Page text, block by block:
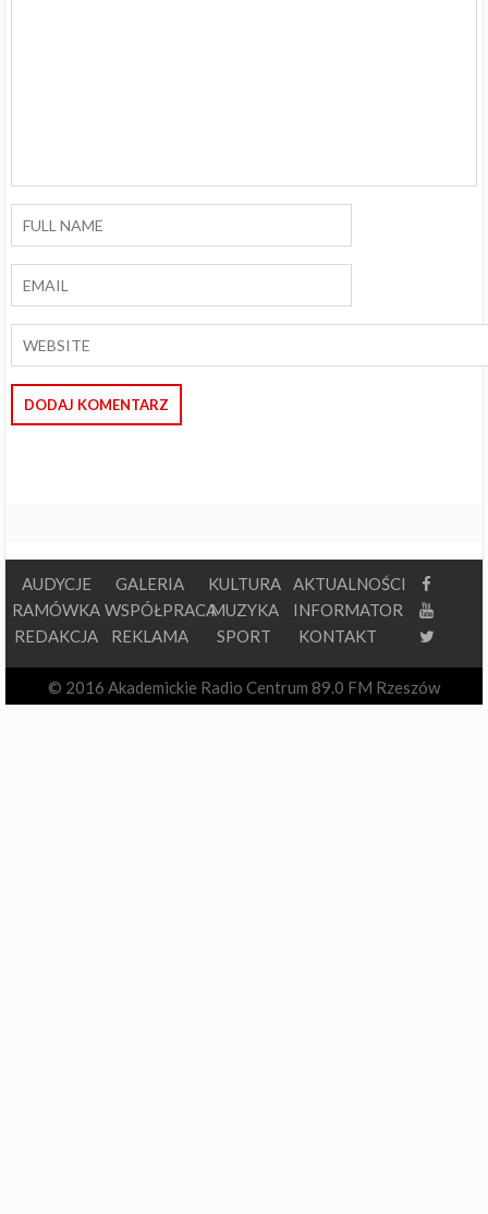
AUDYCJE
RAMÓWKA
REDAKCJA
GALERIA
WSPÓŁPRACA
REKLAMA
KULTURA
MUZYKA
SPORT
AKTUALNOŚCI
INFORMATOR
KONTAKT
© 2016 Akademickie Radio Centrum 89.0 FM Rzeszów